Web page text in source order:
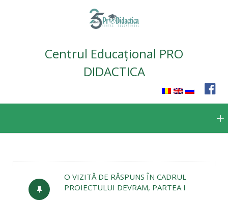
Centrul Educațional PRO
DIDACTICA
content
O VIZITĂ DE RĂSPUNS ÎN CADRUL
PROIECTULUI DEVRAM, PARTEA I